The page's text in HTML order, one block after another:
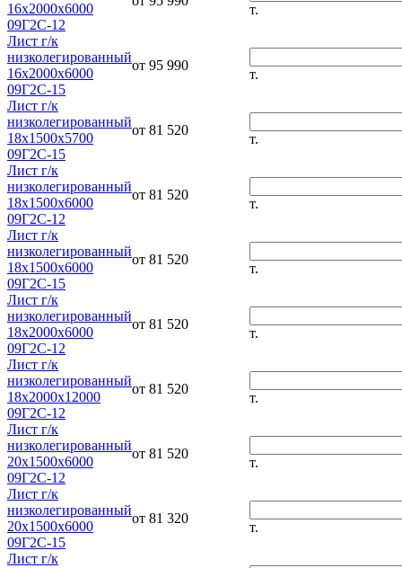
16х2000х6000
09Г2С-12
т.
Лист г/к
низколегированный
16х2000х6000
09Г2С-15
от 95 990
т.
Лист г/к
низколегированный
18х1500х5700
09Г2С-15
от 81 520
т.
Лист г/к
низколегированный
18х1500х6000
09Г2С-12
от 81 520
т.
Лист г/к
низколегированный
18х1500х6000
09Г2С-15
от 81 520
т.
Лист г/к
низколегированный
18х2000х6000
09Г2С-12
от 81 520
т.
Лист г/к
низколегированный
18х2000х12000
09Г2С-12
от 81 520
т.
Лист г/к
низколегированный
20х1500х6000
09Г2С-12
от 81 520
т.
Лист г/к
низколегированный
20х1500х6000
09Г2С-15
от 81 320
т.
Лист г/к